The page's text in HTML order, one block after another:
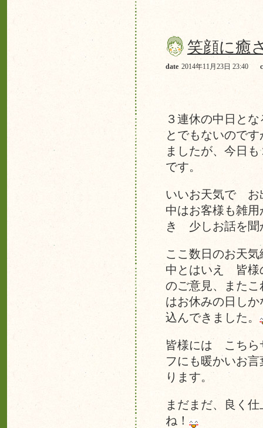
笑顔に癒
date 2014年11月23日 23:40
３連休の中日と
とでもないので
ましたが、今日
です。
いいお天気で お
中はお客様も雑
き 少しお話を聞
ここ数日のお天
中とはいえ 皆様
のご意見、また
はお休みの日し
込んできました。
皆様には こちら
フにも暖かいお
ります。
まだまだ、良く
ね！